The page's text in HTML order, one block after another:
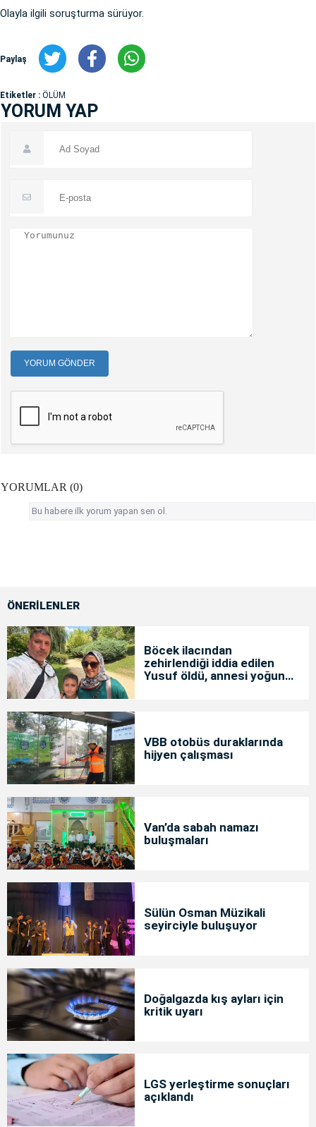
Olayla ilgili soruşturma sürüyor.
Paylaş
Etiketler : ÖLÜM
YORUM YAP
YORUM GÖNDER
YORUMLAR (0)
Bu habere ilk yorum yapan sen ol.
ÖNERİLENLER
Böcek ilacından
zehirlendiği iddia edilen
Yusuf öldü, annesi yoğun
VBB otobüs duraklarında
hijyen çalışması
Van’da sabah namazı
buluşmaları
Sülün Osman Müzikali
seyirciyle buluşuyor
Doğalgazda kış ayları için
kritik uyarı
LGS yerleştirme sonuçları
açıklandı